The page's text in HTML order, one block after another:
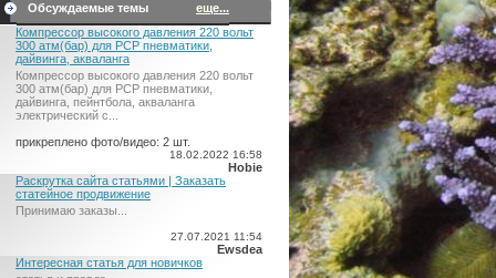
Обсуждаемые темы
еще...
Компрессор высокого давления 220 вольт
300 атм(бар) для PCP пневматики,
дайвинга, акваланга
Компрессор высокого давления 220 вольт
300 атм(бар) для PCP пневматики,
дайвинга, пейнтбола, акваланга
электрический c...
прикреплено фото/видео: 2 шт.
18.02.2022 16:58
Hobie
Раскрутка сайта статьями | Заказать
статейное продвижение
Принимаю заказы...
27.07.2021 11:54
Ewsdea
Интересная статья для новичков